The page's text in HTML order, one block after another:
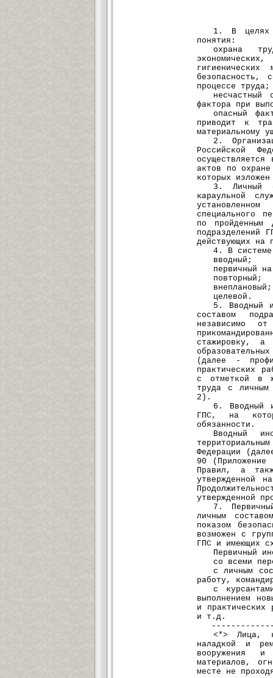
1. В целях
понятия:
охрана
безопасность,
процессе труда;
несчастный
фактора при
опасный
приводит к
материальному
2.
Российской
актов по
которых
3. Личный
караульной
специального
по пройденным
подразделений
действующих на
4. В системе
вводный;
первичный
повторный;
внеплановый;
целевой.
5. Вводный
составом
независимо
стажировку, а
(далее -
практических
с отметкой в
труда с личным
2).
6. Вводный
ГПС, на
обязанности.
Вводный
Федерации
90
Правил, а
утвержденной
утвержденной
7.
личным
показом
возможен с
ГПС и имеющих
Первичный
со всеми
с личным
работу,
с
выполнением
и практических
и т.д.
<*> Лица,
наладкой и
вооружения
материалов,
месте не